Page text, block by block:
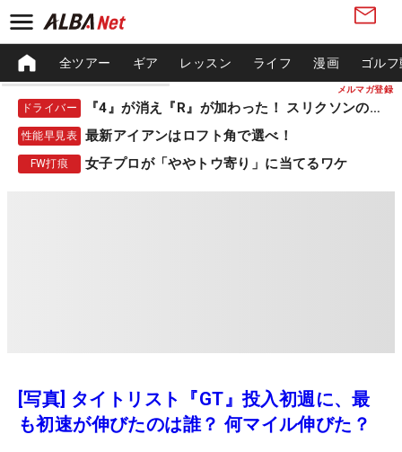
メルマガ登録
全ツアー ギア レッスン ライフ 漫画 ゴル
ドライバー 『4』が消え『R』が加わった！ スリクソンの新作
性能早見表 最新アイアンはロフト角で選べ！
FW打痕 女子プロが「ややトウ寄り」に当てるワケ
[写真] タイトリスト『GT』投入初週に、最
も初速が伸びたのは誰？ 何マイル伸びた？